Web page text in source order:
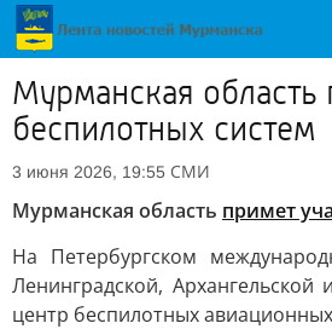
Мурманская область
беспилотных систем
3 июня 2026, 19:55 СМИ
Мурманская область примет
На Петербургском
Ленинградской,
центр беспилотных